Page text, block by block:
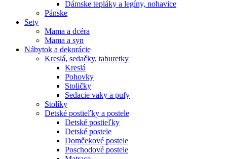
Dámske tepláky a legíny, nohavice
Pánske
Sety
Mama a dcéra
Mama a syn
Nábytok a dekorácie
Kreslá, sedačky, taburetky
Kreslá
Pohovky
Stoličky
Sedacie vaky a pufy
Stolíky
Detské postieľky a postele
Detské postieľky
Detské postele
Domčekové postele
Poschodové postele